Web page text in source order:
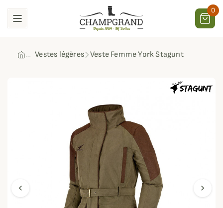
0
Vestes légères Veste Femme York Stagunt
chevron_left chevron_right